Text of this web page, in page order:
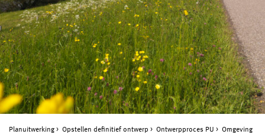
Planuitwerking Opstellen definitief ontwerp Ontwerpproces PU
Omgeving